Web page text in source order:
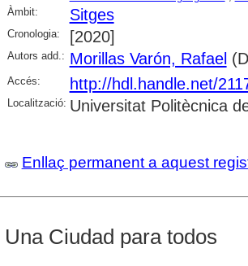
Àmbit:
Sitges
Cronologia: [2020]
Autors add.: Morillas Varón, Rafael
Accés: http://hdl.handle.net/
Localització: Universitat Politècnica
Enllaç permanent a aquest
Una Ciudad para todos